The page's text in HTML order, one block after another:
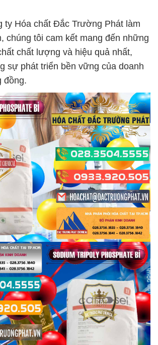
ty Hóa chất Đắc Trường Phát làm
chúng tôi cam kết mang đến những
chất lượng và hiệu quả nhất,
sự phát triển bền vững của doanh
đồng.